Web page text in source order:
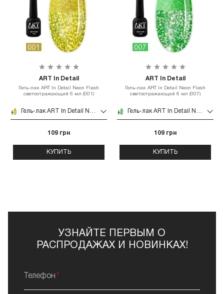
ART In Detail
Гель-лак ART In Detail Neon Flash
светоотражающий 6 мл (001)
Гель-лак ART In Detail Neon Flash светоотражающий 6 мл (001)
109 грн
КУПИТЬ
ART In Detail
Гель-лак ART In Detail Neon Flash
светоотражающий 6 мл (007)
Гель-лак ART In Detail Neon Flash светоотражающий 6 мл (007)
109 грн
КУПИТЬ
УЗНАЙТЕ ПЕРВЫМ О
РАСПРОДАЖАХ И НОВИНКАХ!
Телефон